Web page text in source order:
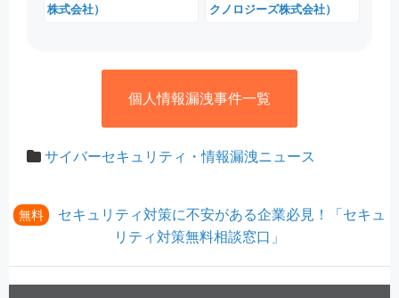
株式会社）
クノロジーズ株式会社）
個人情報漏洩事件一覧
サイバーセキュリティ・情報漏洩ニュース
無料
セキュリティ対策に不安がある企業必見！「セキュ
リティ対策無料相談窓口」